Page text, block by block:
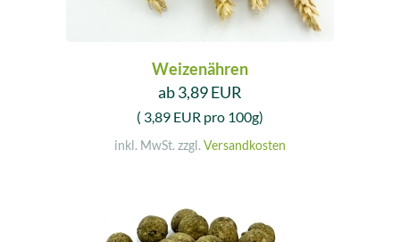
Weizenähren
ab 3,89 EUR
( 3,89 EUR pro 100g)
inkl. MwSt. zzgl. Versandkosten